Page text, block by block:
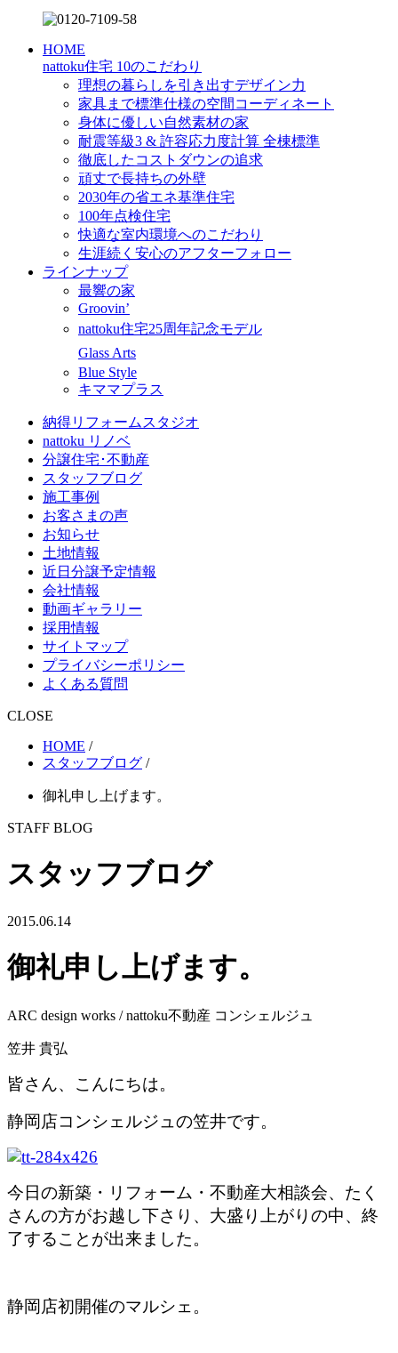
HOME
nattoku住宅 10のこだわり
理想の暮らしを引き出すデザイン力
家具まで標準仕様の空間コーディネート
身体に優しい自然素材の家
耐震等級3 & 許容応力度計算 全棟標準
徹底したコストダウンの追求
頑丈で長持ちの外壁
2030年の省エネ基準住宅
100年点検住宅
快適な室内環境へのこだわり
生涯続く安心のアフターフォロー
ラインナップ
最響の家
Groovin’
nattoku住宅25周年記念モデル
Glass Arts
Blue Style
キママプラス
納得リフォームスタジオ
nattoku リノベ
分譲住宅･不動産
スタッフブログ
施工事例
お客さまの声
お知らせ
土地情報
近日分譲予定情報
会社情報
動画ギャラリー
採用情報
サイトマップ
プライバシーポリシー
よくある質問
CLOSE
HOME /
スタッフブログ /
御礼申し上げます。
STAFF BLOG
スタッフブログ
2015.06.14
御礼申し上げます。
ARC design works / nattoku不動産 コンシェルジュ
笠井 貴弘
皆さん、こんにちは。
静岡店コンシェルジュの笠井です。
今日の新築・リフォーム・不動産大相談会、たく
さんの方がお越し下さり、大盛り上がりの中、終
了することが出来ました。
静岡店初開催のマルシェ。